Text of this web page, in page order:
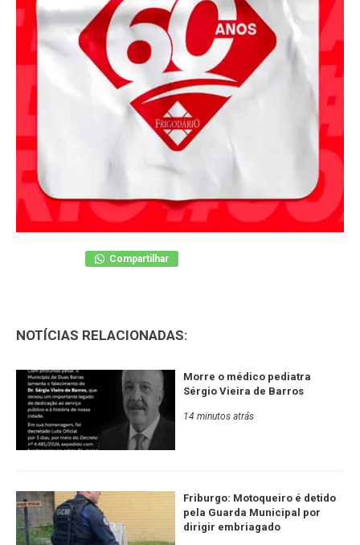
Compartilhar
NOTÍCIAS RELACIONADAS:
Morre o médico pediatra
Sérgio Vieira de Barros
14 minutos atrás
Friburgo: Motoqueiro é detido
pela Guarda Municipal por
dirigir embriagado